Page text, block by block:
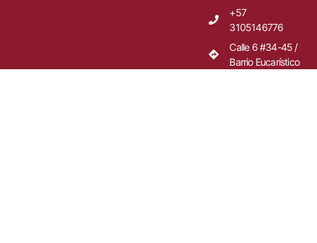
+57
3105146776
Calle 6 #34-45 /
Barrio Eucarístico